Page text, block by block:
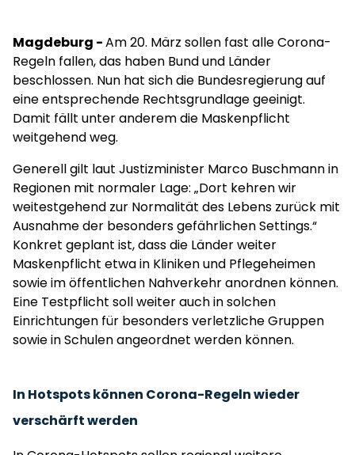
Magdeburg -Am 20. März sollen fast alle Corona-
Regeln fallen, das haben Bund und Länder
beschlossen. Nun hat sich die Bundesregierung auf
eine entsprechende Rechtsgrundlage geeinigt.
Damit fällt unter anderem die Maskenpflicht
weitgehend weg.
Generell gilt laut Justizminister Marco Buschmann in
Regionen mit normaler Lage: „Dort kehren wir
weitestgehend zur Normalität des Lebens zurück mit
Ausnahme der besonders gefährlichen Settings.“
Konkret geplant ist, dass die Länder weiter
Maskenpflicht etwa in Kliniken und Pflegeheimen
sowie im öffentlichen Nahverkehr anordnen können.
Eine Testpflicht soll weiter auch in solchen
Einrichtungen für besonders verletzliche Gruppen
sowie in Schulen angeordnet werden können.
In Hotspots können Corona-Regeln wieder
verschärft werden